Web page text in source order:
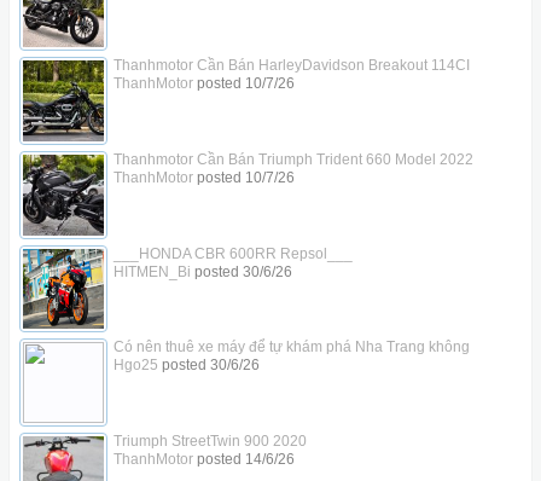
Thanhmotor Cần Bán HarleyDavidson Breakout 114CI
ThanhMotorposted 10/7/26
Thanhmotor Cần Bán Triumph Trident 660 Model 2022
ThanhMotorposted 10/7/26
___HONDA CBR 600RR Repsol___
HITMEN_Bi posted 30/6/26
Có nên thuê xe máy để tự khám phá Nha Trang không
Hgo25 posted 30/6/26
Triumph StreetTwin 900 2020
ThanhMotorposted 14/6/26